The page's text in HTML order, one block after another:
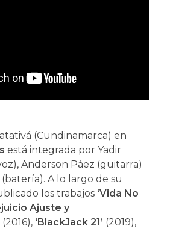
(Cundinamarca) en
está integrada por Yadir
Anderson Páez (guitarra)
A lo largo de su
los trabajos ‘Vida No
Ajuste y
(2016), ‘BlackJack 21’ (2019),